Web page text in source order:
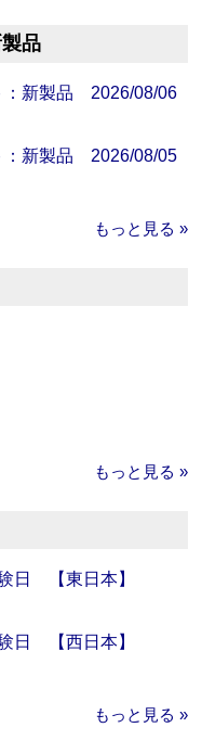
品
：新製品 2026/08/06
：新製品 2026/08/05
もっと見る »
もっと見る »
日 【東日本】
日 【西日本】
もっと見る »